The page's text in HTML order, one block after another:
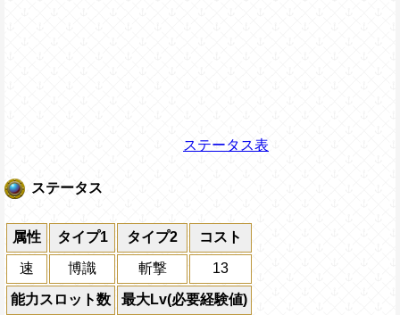
ステータス表
ステータス
属性 タイプ1 タイプ2 コスト
速 博識 斬撃 13
能力スロット数 最大Lv(必要経験値)